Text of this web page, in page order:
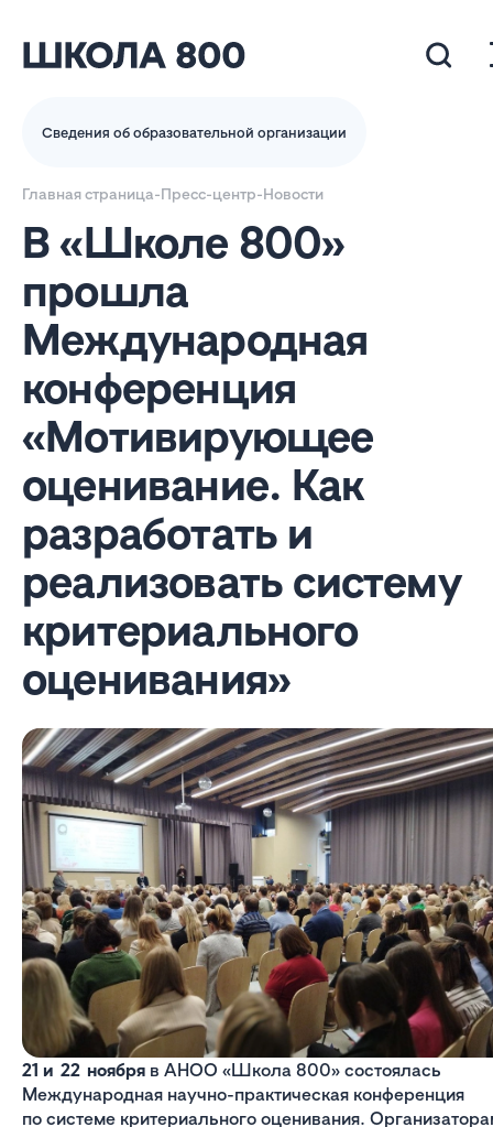
Сведения об образовательной организации
Главная страница-Пресс-центр-Новости
В «Школе 800»
прошла
Международная
конференция
«Мотивирующее
оценивание. Как
разработать и
реализовать систему
критериального
оценивания»
21 и 22 ноября в АНОО «Школа 800» состоялась
Международная научно-практическая конференция
по системе критериального оценивания.